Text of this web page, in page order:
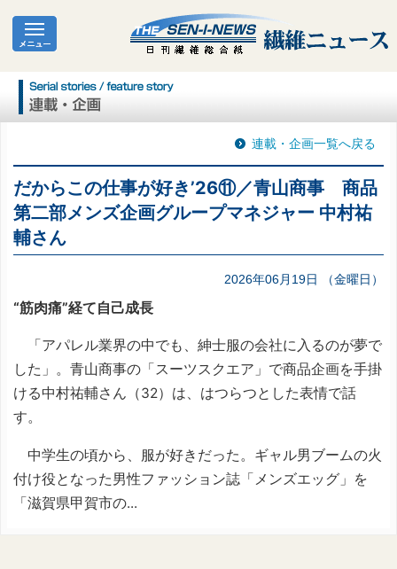
連載・企画一覧へ戻る
だからこの仕事が好き’26⑪／青山商事 商品
第二部メンズ企画グループマネジャー 中村祐
輔さん
2026年06月19日 （金曜日）
“筋肉痛”経て自己成長
「アパレル業界の中でも、紳士服の会社に入るのが夢で
した」。青山商事の「スーツスクエア」で商品企画を手掛
ける中村祐輔さん（32）は、はつらつとした表情で話
す。
中学生の頃から、服が好きだった。ギャル男ブームの火
付け役となった男性ファッション誌「メンズエッグ」を
「滋賀県甲賀市の...